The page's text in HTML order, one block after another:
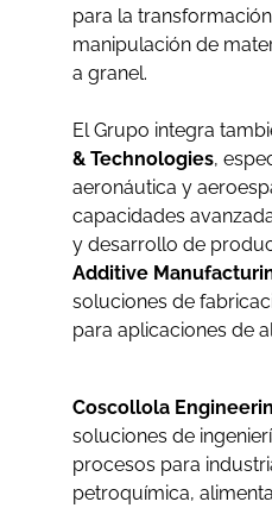
para la
manipulación de
a granel.
El Grupo integra
& Technologies,
aeronáutica y
capacidades
y desarrollo de
Additive
soluciones de
para aplicaciones de
Coscollola
soluciones de
procesos para
petroquímica,